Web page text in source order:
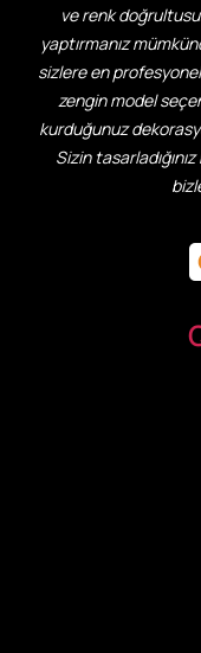
ve renk
yaptırmanız
sizlere en
zengin model
kurduğunuz
Sizin